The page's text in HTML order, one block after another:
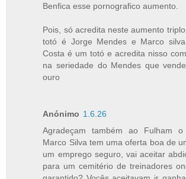
Benfica esse pornografico aumento.
Pois, só acredita neste aumento
totó é Jorge Mendes e Marco
Costa é um totó e acredita nisso
na seriedade do Mendes que
ouro
Anónimo 1.6.26
Agradeçam também ao Fulham
Marco Silva tem uma oferta boa de
um emprego seguro, vai aceitar
para um cemitério de treinadores